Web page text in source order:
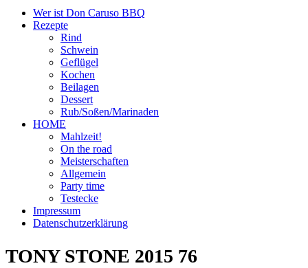
Wer ist Don Caruso BBQ
Rezepte
Rind
Schwein
Geflügel
Kochen
Beilagen
Dessert
Rub/Soßen/Marinaden
HOME
Mahlzeit!
On the road
Meisterschaften
Allgemein
Party time
Testecke
Impressum
Datenschutzerklärung
TONY STONE 2015 76